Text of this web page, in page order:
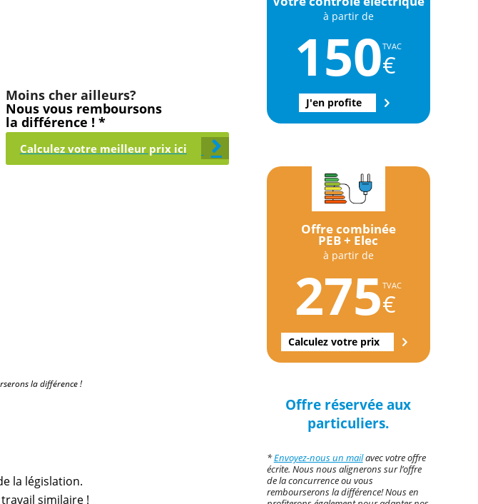
Moins cher ailleurs?
Nous vous remboursons
la différence ! *
Calculez votre meilleur prix ici
la différence !
la législation.
travail similaire !
à partir de
150TVAC
€
J'en profite
Offre combinée
PEB + Elec
à partir de
275TVAC
€
Calculez votre prix
Offre réservée aux
particuliers.
*Envoyez-nous un mailavec votre offre
écrite. Nous nous alignerons sur l’offre
de la concurrence ou vous
rembourserons la différence! Nous en